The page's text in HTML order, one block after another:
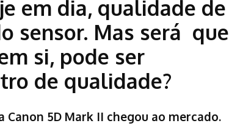
em dia, qualidade de
sensor. Mas será que
si, pode ser
de qualidade?
Canon 5D Mark II chegou ao mercado.